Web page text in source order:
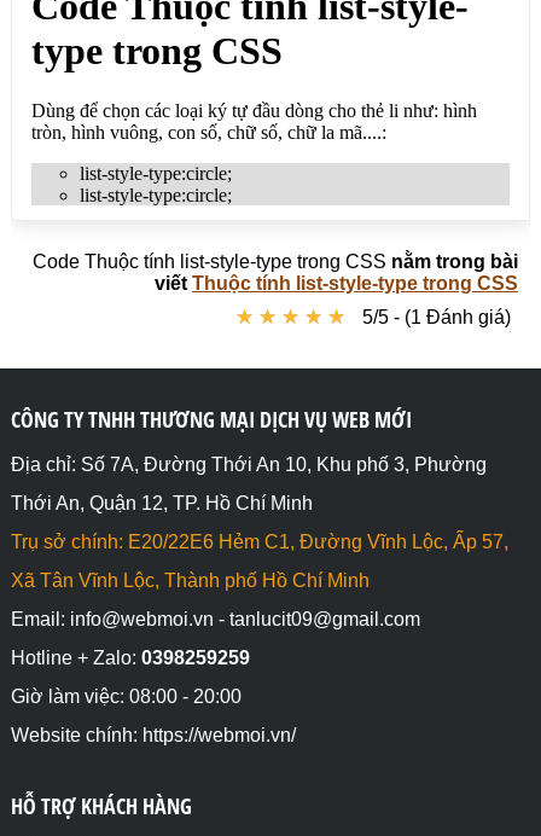
<li>list-style-type:auto;</li>
</ul>
<li>list-style-type:disc;</li>
<li>list-style-type:disc;</li>
<li>list-style-type:disc;</li>
</ul>
<li>list-style-type:lower-alpha;</li>
<li>list-style-type:lower-alpha;</li>
<li>list-style-type:lower-alpha;</li>
<ul id="square">
<li>list-style-type:square;</li>
<li>list-style-type:square;</li>
</ul>
<ul id="upper-alpha">
<li>list-style-type:upper-alpha;</li>
<li>list-style-type:upper-alpha;</li>
<li>list-style-type:upper-roman;</li>
<li>list-style-type:upper-roman;</li>
<li>list-style-type:upper-roman;</li>
</ul>
</html>
Code Thuộc tính list-style-type trong CSS nằm trong bài
viết Thuộc tính list-style-type trong CSS
★ ★ ★ ★ ★
★ ★ ★ ★ ★ 5/5 - (1 Đánh giá)
CÔNG TY TNHH THƯƠNG MẠI DỊCH VỤ WEB MỚI
Địa chỉ: Số 7A, Đường Thới An 10, Khu phố 3, Phường
Thới An, Quận 12, TP. Hồ Chí Minh
Trụ sở chính: E20/22E6 Hẻm C1, Đường Vĩnh Lộc, Ấp 57,
Xã Tân Vĩnh Lộc, Thành phố Hồ Chí Minh
Email: info@webmoi.vn - tanlucit09@gmail.com
Hotline + Zalo: 0398259259
Giờ làm việc: 08:00 - 20:00
Website chính: https://webmoi.vn/
HỖ TRỢ KHÁCH HÀNG